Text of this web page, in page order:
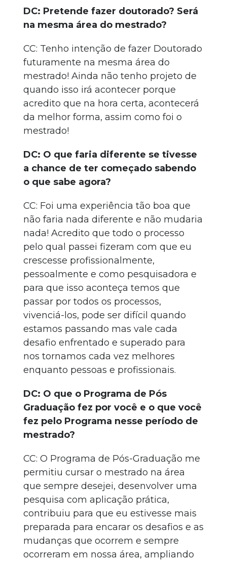
DC: Pretende fazer doutorado? Será
na mesma área do mestrado?
CC: Tenho intenção de fazer Doutorado
futuramente na mesma área do
mestrado! Ainda não tenho projeto de
quando isso irá acontecer porque
acredito que na hora certa, acontecerá
da melhor forma, assim como foi o
mestrado!
DC: O que faria diferente se tivesse
a chance de ter começado sabendo
o que sabe agora?
CC: Foi uma experiência tão boa que
não faria nada diferente e não mudaria
nada! Acredito que todo o processo
pelo qual passei fizeram com que eu
crescesse profissionalmente,
pessoalmente e como pesquisadora e
para que isso aconteça temos que
passar por todos os processos,
vivenciá-los, pode ser difícil quando
estamos passando mas vale cada
desafio enfrentado e superado para
nos tornamos cada vez melhores
enquanto pessoas e profissionais.
DC: O que o Programa de Pós
Graduação fez por você e o que você
fez pelo Programa nesse período de
mestrado?
CC: O Programa de Pós-Graduação me
permitiu cursar o mestrado na área
que sempre desejei, desenvolver uma
pesquisa com aplicação prática,
contribuiu para que eu estivesse mais
preparada para encarar os desafios e as
mudanças que ocorrem e sempre
ocorreram em nossa área, ampliando